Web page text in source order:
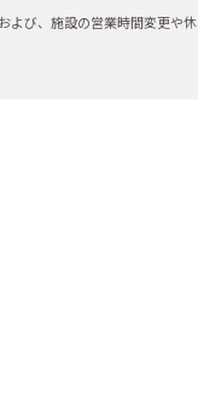
よび、施設の営業時間変更や休